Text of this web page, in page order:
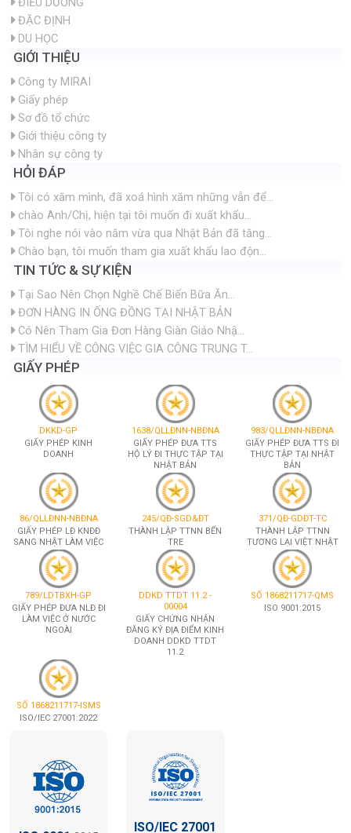
ĐẶC ĐỊNH
DU HỌC
GIỚI THIỆU
Công ty MIRAI
Giấy phép
Sơ đồ tổ chức
Giới thiệu công ty
Nhân sự công ty
HỎI ĐÁP
Tôi có xăm mình, đã xoá hình xăm những vẫn để...
chào Anh/Chị, hiện tại tôi muốn đi xuất khẩu...
Tôi nghe nói vào năm vừa qua Nhật Bản đã tăng...
Chào bạn, tôi muốn tham gia xuất khẩu lao độn...
TIN TỨC & SỰ KIỆN
Tại Sao Nên Chọn Nghề Chế Biến Bữa Ăn...
ĐƠN HÀNG IN ỐNG ĐỒNG TẠI NHẬT BẢN
Có Nên Tham Gia Đơn Hàng Giàn Giáo Nhậ...
TÌM HIỂU VỀ CÔNG VIỆC GIA CÔNG TRUNG T...
GIẤY PHÉP
DKKD-GP
GIẤY PHÉP KINH
DOANH
1638/QLLĐNN-NBĐNA
GIẤY PHÉP ĐƯA TTS
HỘ LÝ ĐI THỰC TẬP TẠI
NHẬT BẢN
983/QLLĐNN-NBĐNA
GIẤY PHÉP ĐƯA TTS ĐI
THỰC TẬP TẠI NHẬT
BẢN
86/QLLĐNN-NBĐNA
GIẤY PHÉP LĐ KNĐĐ
SANG NHẬT LÀM VIỆC
245/QĐ-SGD&ĐT
THÀNH LẬP TTNN BẾN
TRE
371/QĐ-GDĐT-TC
THÀNH LẬP TTNN
TƯƠNG LẠI VIỆT NHẬT
789/LDTBXH-GP
GIẤY PHÉP ĐƯA NLĐ ĐI
LÀM VIỆC Ở NƯỚC
NGOÀI
DDKD TTDT 11.2 -
00004
GIẤY CHỨNG NHẬN
ĐĂNG KÝ ĐỊA ĐIỂM KINH
DOANH DDKD TTDT
11.2
SỐ 1868211717-QMS
ISO 9001:2015
SỐ 1868211717-ISMS
ISO/IEC 27001:2022
ISO/IEC 27001